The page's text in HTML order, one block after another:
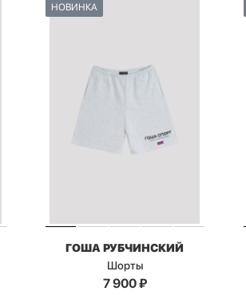
НОВИНКА
ГОША РУБЧИНСКИЙ
Шорты
7 900₽